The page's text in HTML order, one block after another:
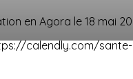
en Agora le 18 mai
calendly.com/